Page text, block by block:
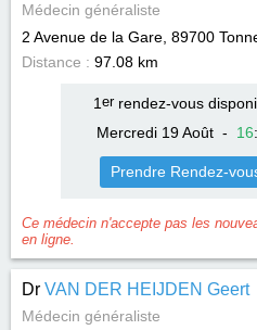
Médecin généraliste
2 Avenue de la Gare, 89700
Distance : 97.08 km
1 errendez-vous
Mercredi 19 Août- 16:
Prendre Rendez-
Ce médecin n'accepte pas les
en ligne.
Dr VAN DER HEIJDEN Geert
Médecin généraliste